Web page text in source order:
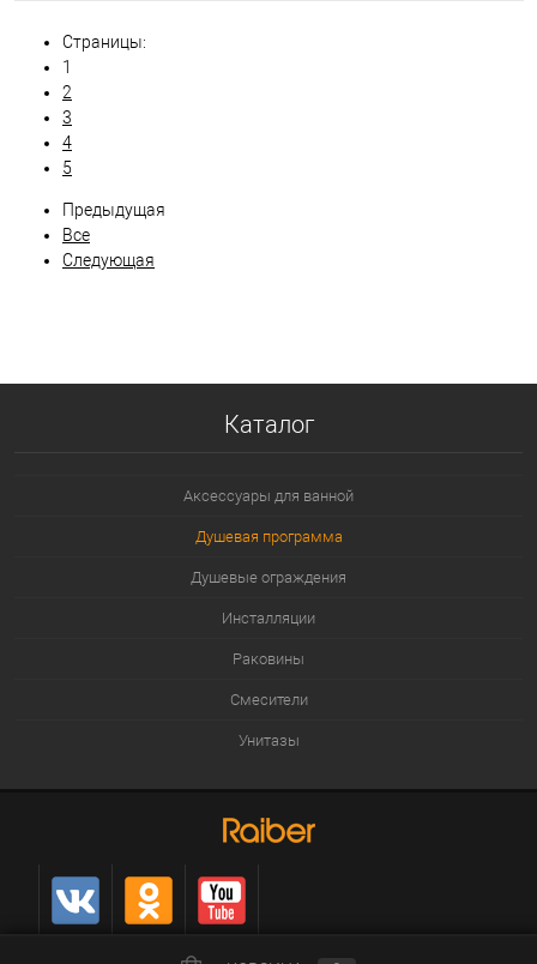
Страницы:
1
2
3
4
5
Предыдущая
Все
Следующая
Каталог
Аксессуары для ванной
Душевая программа
Душевые ограждения
Инсталляции
Раковины
Смесители
Унитазы